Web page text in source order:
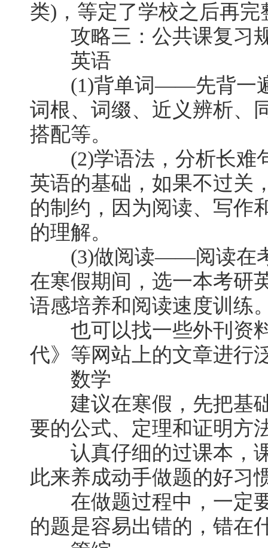
类)，等定了学校之后再完
攻略三：公共课复习
英语
(1)背单词——先背一遍
词根、词缀、近义辨析、
搭配等。
(2)学语法，分析长难
英语的基础，如果不过关
的制约，因为阅读、写作
的理解。
(3)做阅读——阅读在考
在寒假期间，选一本考研
语感培养和阅读速度训练
也可以找一些外刊资
代》等网站上的文章进行
数学
建议在寒假，先把基础
要的公式、定理和证明方
认真仔细的过课本，课
此来养成动手做题的好习
在做题过程中，一定要
的题是容易出错的，错在